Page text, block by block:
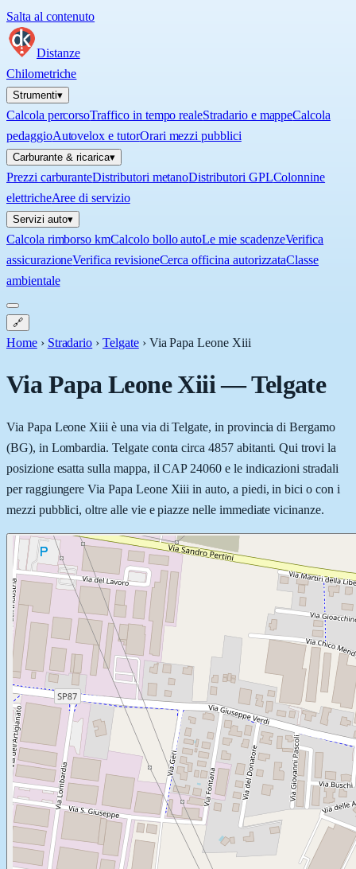
Salta al contenuto
Distanze
Chilometriche
Strumenti▾
Calcola percorsoTraffico in tempo realeStradario e mappeCalcola
pedaggioAutovelox e tutorOrari mezzi pubblici
Carburante & ricarica▾
Prezzi carburanteDistributori metanoDistributori GPLColonnine
elettricheAree di servizio
Servizi auto▾
Calcola rimborso kmCalcolo bollo autoLe mie scadenzeVerifica
assicurazioneVerifica revisioneCerca officina autorizzataClasse
ambientale
🔗
Home › Stradario › Telgate › Via Papa Leone Xiii
Via Papa Leone Xiii—Telgate
Via Papa Leone Xiii è una via di Telgate, in provincia di Bergamo
(BG), in Lombardia. Telgate conta circa 4857 abitanti. Qui trovi la
posizione esatta sulla mappa, il CAP 24060 e le indicazioni stradali
per raggiungere Via Papa Leone Xiii in auto, a piedi, in bici o con i
mezzi pubblici, oltre alle vie e piazze nelle immediate vicinanze.